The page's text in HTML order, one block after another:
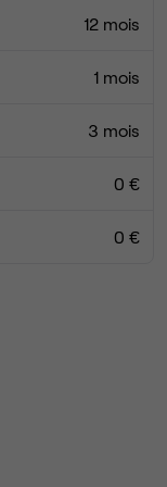
12 mois
1 mois
3 mois
0 €
0 €